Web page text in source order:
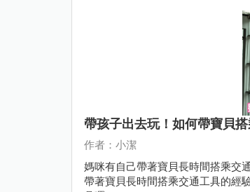
帶孩子出去玩！如何帶寶貝
作者：小潔
媽咪有自己帶著寶貝長時間搭乘交
帶著寶貝長時間搭乘交通工具的經